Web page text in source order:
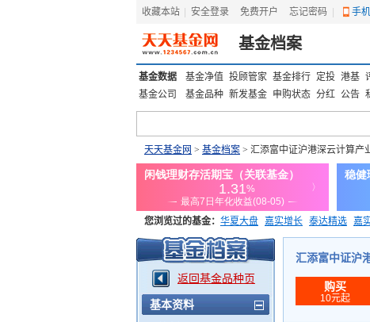
收藏本站 安全登录 免费开户 忘记密码 手
基金档案
基金数据 基金净值 投顾管家 基金排行 定投 港基
基金公司
基金品种 新发基金 申购状态 分红 公告
天天基金网 > 基金档案 > 汇添富中证沪港深云计算产
您浏览过的基金： 华夏大盘 嘉实增长 泰达精选 嘉
添富优势 华安宏利 上证180价值ETF
返回基金品种页
基本资料
汇添富中证沪
购买
10元起